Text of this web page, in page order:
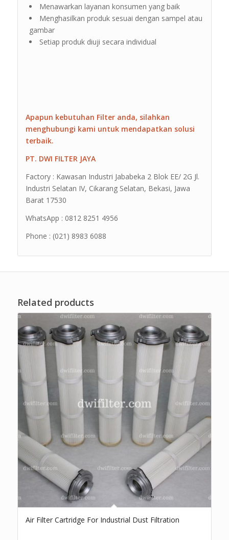
Menawarkan layanan konsumen yang baik
Menghasilkan produk sesuai dengan sampel atau
gambar
Setiap produk diuji secara individual
Apapun kebutuhan Filter anda, silahkan
menghubungi kami untuk mendapatkan solusi
terbaik.
PT. DWI FILTER JAYA
Factory : Kawasan Industri Jababeka 2 Blok EE/ 2G Jl.
Industri Selatan IV, Cikarang Selatan, Bekasi, Jawa
Barat 17530
WhatsApp : 0812 8251 4956
Phone : (021) 8983 6088
Related products
Air Filter Cartridge For Industrial Dust Filtration